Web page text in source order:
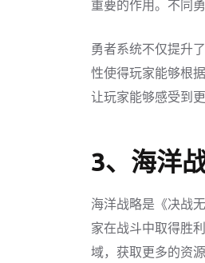
重要的作用。不同
勇者系统不仅提升
性使得玩家能够根
让玩家能够感受到
3、海洋
海洋战略是《决战
家在战斗中取得胜
域，获取更多的资